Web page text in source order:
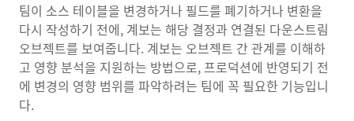
팀이 소스 테이블을 변경하거나 필드를 폐기하거나 변환을
다시 작성하기 전에, 계보는 해당 결정과 연결된 다운스트림
오브젝트를 보여줍니다. 계보는 오브젝트 간 관계를 이해하
고 영향 분석을 지원하는 방법으로, 프로덕션에 반영되기 전
에 변경의 영향 범위를 파악하려는 팀에 꼭 필요한 기능입니
다.